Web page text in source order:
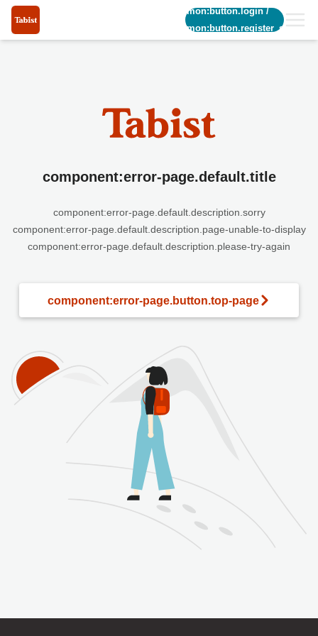
common:button.login/
common:button.register_short
component:error-page.default.title
component:error-page.default.description.sorry
component:error-page.default.description.page-unable-to-display
component:error-page.default.description.please-try-again
component:error-page.button.top-page